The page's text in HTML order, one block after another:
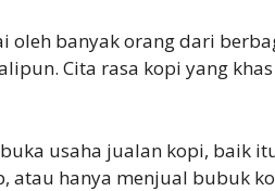
oleh banyak orang dari
Cita rasa kopi yang khas
usaha jualan kopi, baik
atau hanya menjual bubuk